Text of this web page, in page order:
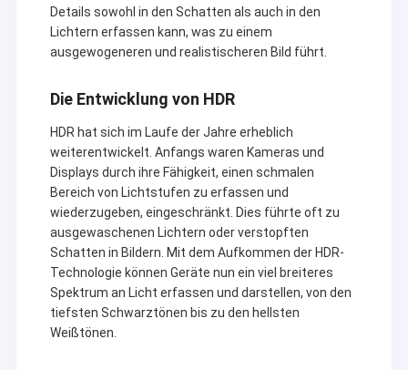
Details sowohl in den Schatten als auch in den
Lichtern erfassen kann, was zu einem
ausgewogeneren und realistischeren Bild führt.
Die Entwicklung von HDR
HDR hat sich im Laufe der Jahre erheblich
weiterentwickelt. Anfangs waren Kameras und
Displays durch ihre Fähigkeit, einen schmalen
Bereich von Lichtstufen zu erfassen und
wiederzugeben, eingeschränkt. Dies führte oft zu
ausgewaschenen Lichtern oder verstopften
Schatten in Bildern. Mit dem Aufkommen der HDR-
Technologie können Geräte nun ein viel breiteres
Spektrum an Licht erfassen und darstellen, von den
tiefsten Schwarztönen bis zu den hellsten
Weißtönen.